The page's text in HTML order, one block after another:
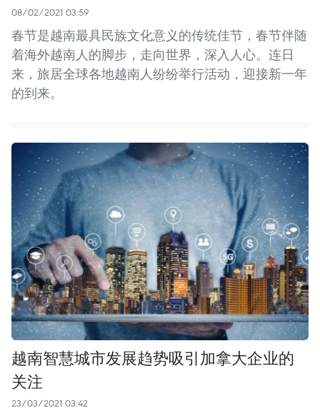
08/02/2021 03:59
春节是越南最具民族文化意义的传统佳节，春节伴随
着海外越南人的脚步，走向世界，深入人心。连日
来，旅居全球各地越南人纷纷举行活动，迎接新一年
的到来。
越南智慧城市发展趋势吸引加拿大企业的
关注
23/03/2021 03:42